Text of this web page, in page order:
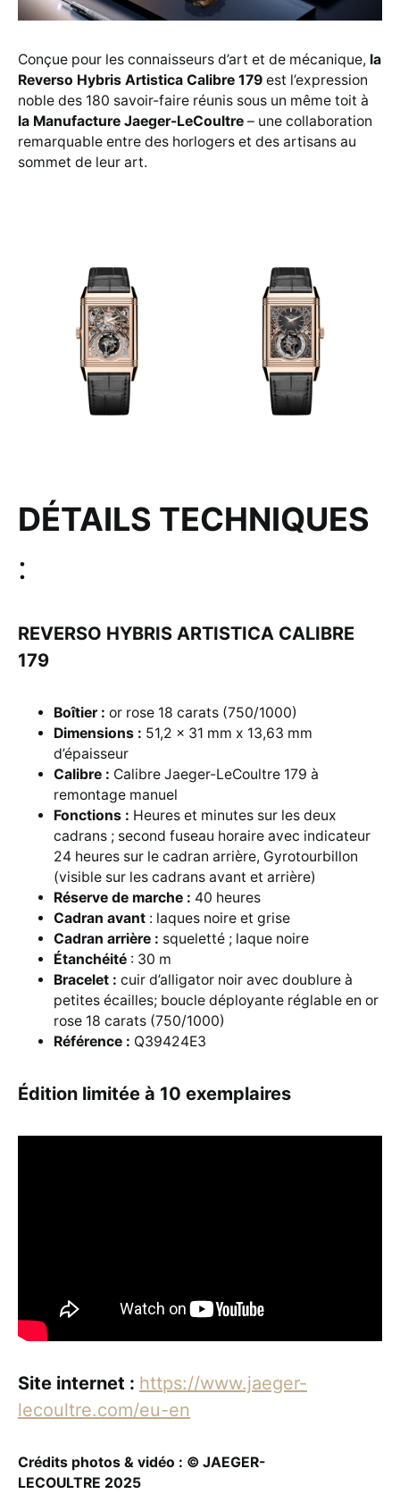
Conçue pour les connaisseurs d’art et de mécanique, la
Reverso Hybris Artistica Calibre 179 est l’expression
noble des 180 savoir-faire réunis sous un même toit à
la Manufacture Jaeger-LeCoultre – une collaboration
remarquable entre des horlogers et des artisans au
sommet de leur art.
DÉTAILS TECHNIQUES
:
REVERSO HYBRIS ARTISTICA CALIBRE
179
Boîtier : or rose 18 carats (750/1000)
Dimensions : 51,2 x 31 mm x 13,63 mm
d’épaisseur
Calibre : Calibre Jaeger-LeCoultre 179 à
remontage manuel
Fonctions : Heures et minutes sur les deux
cadrans ; second fuseau horaire avec indicateur
24 heures sur le cadran arrière, Gyrotourbillon
(visible sur les cadrans avant et arrière)
Réserve de marche : 40 heures
Cadran avant : laques noire et grise
Cadran arrière : squeletté ; laque noire
Étanchéité : 30 m
Bracelet : cuir d’alligator noir avec doublure à
petites écailles; boucle déployante réglable en or
rose 18 carats (750/1000)
Référence : Q39424E3
Édition limitée à 10 exemplaires
Site internet : https://www.jaeger-
lecoultre.com/eu-en
Crédits photos & vidéo : © JAEGER-
LECOULTRE 2025